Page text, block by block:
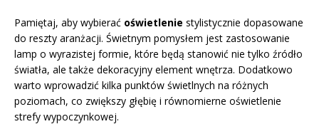
Pamiętaj, aby wybierać oświetlenie stylistycznie dopasowane
do reszty aranżacji. Świetnym pomysłem jest zastosowanie
lamp o wyrazistej formie, które będą stanowić nie tylko źródło
światła, ale także dekoracyjny element wnętrza. Dodatkowo
warto wprowadzić kilka punktów świetlnych na różnych
poziomach, co zwiększy głębię i równomierne oświetlenie
strefy wypoczynkowej.